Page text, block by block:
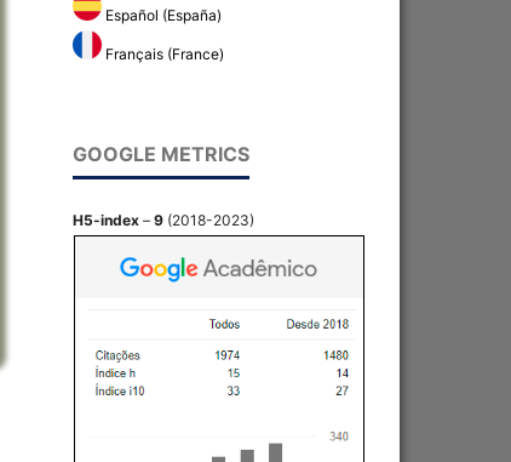
Español (España)
Français (France)
GOOGLE METRICS
H5-index – 9 (2018-2023)